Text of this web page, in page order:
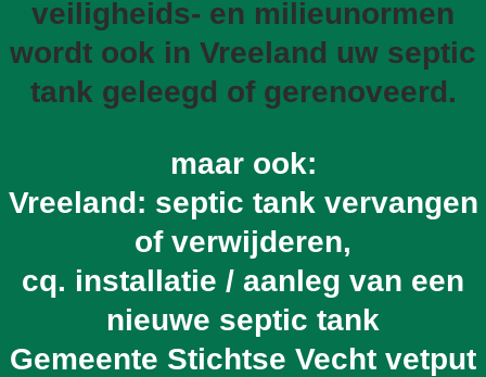
veiligheids- en milieunormen
wordt ook in Vreeland uw septic
tank geleegd of gerenoveerd.
maar ook:
Vreeland: septic tank vervangen
of verwijderen,
cq. installatie / aanleg van een
nieuwe septic tank
Gemeente Stichtse Vecht vetput